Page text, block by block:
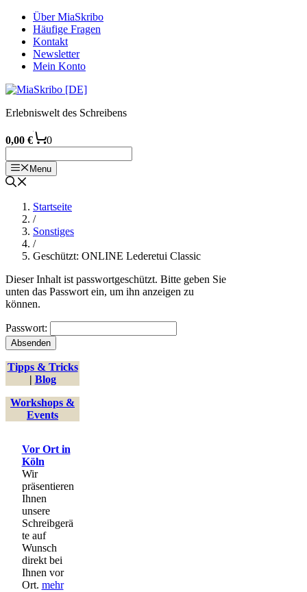
Zum
Inhalt
springen
Über MiaSkribo
Häufige Fragen
Kontakt
Newsletter
Mein Konto
Erlebniswelt des Schreibens
0,00 € 0
Menu
Startseite
/
Sonstiges
/
Geschützt: ONLINE Lederetui Classic
Dieser Inhalt ist passwortgeschützt. Bitte geben Sie
unten das Passwort ein, um ihn anzeigen zu
können.
Passwort:
Tipps & Tricks
| Blog
Workshops &
Events
Vor Ort in
Köln
Wir
präsentieren
Ihnen
unsere
Schreibgerä
te auf
Wunsch
direkt bei
Ihnen vor
Ort. mehr